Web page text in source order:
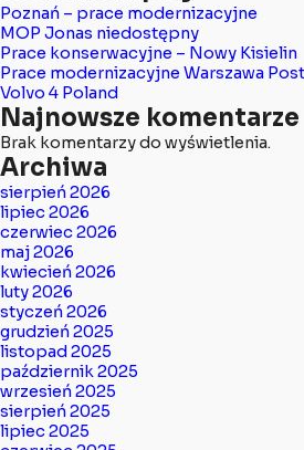
Poznań – prace modernizacyjne
MOP Jonas niedostępny
Prace konserwacyjne – Nowy Kisielin
Prace modernizacyjne Warszawa
Volvo 4 Poland
Najnowsze komentarze
Brak komentarzy do wyświetlenia.
Archiwa
sierpień 2026
lipiec 2026
czerwiec 2026
maj 2026
kwiecień 2026
luty 2026
styczeń 2026
grudzień 2025
listopad 2025
październik 2025
wrzesień 2025
sierpień 2025
lipiec 2025